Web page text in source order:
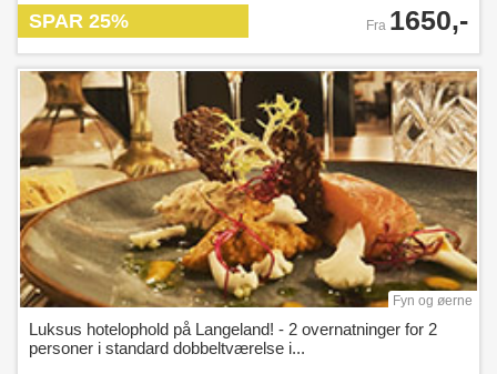
SPAR 25% Fra 1650,-
Fyn og øerne
Luksus hotelophold på Langeland! - 2 overnatninger for 2
personer i standard dobbeltværelse i...